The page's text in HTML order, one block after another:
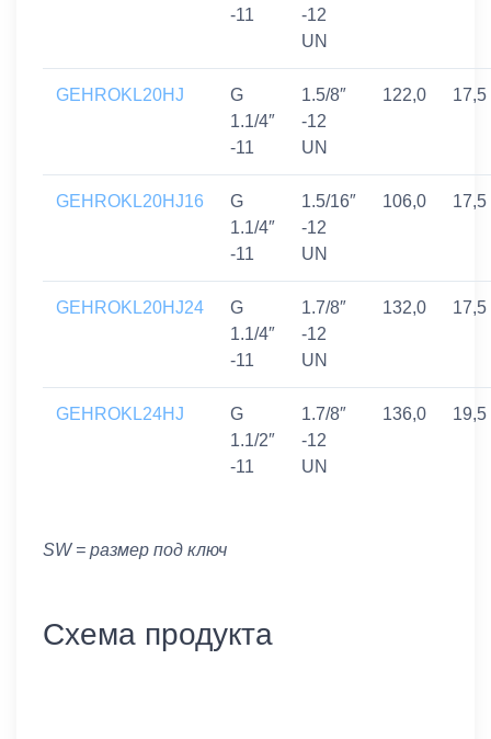
-11
-12
UN
GEHROKL20HJ
G
1.1/4″
-11
1.5/8″
-12
UN
122,0 17,5
GEHROKL20HJ16
G
1.1/4″
-11
1.5/16″
-12
UN
106,0 17,5
GEHROKL20HJ24
G
1.1/4″
-11
1.7/8″
-12
UN
132,0 17,5
GEHROKL24HJ
G
1.1/2″
-11
1.7/8″
-12
UN
136,0 19,5
SW = размер под ключ
Схема продукта